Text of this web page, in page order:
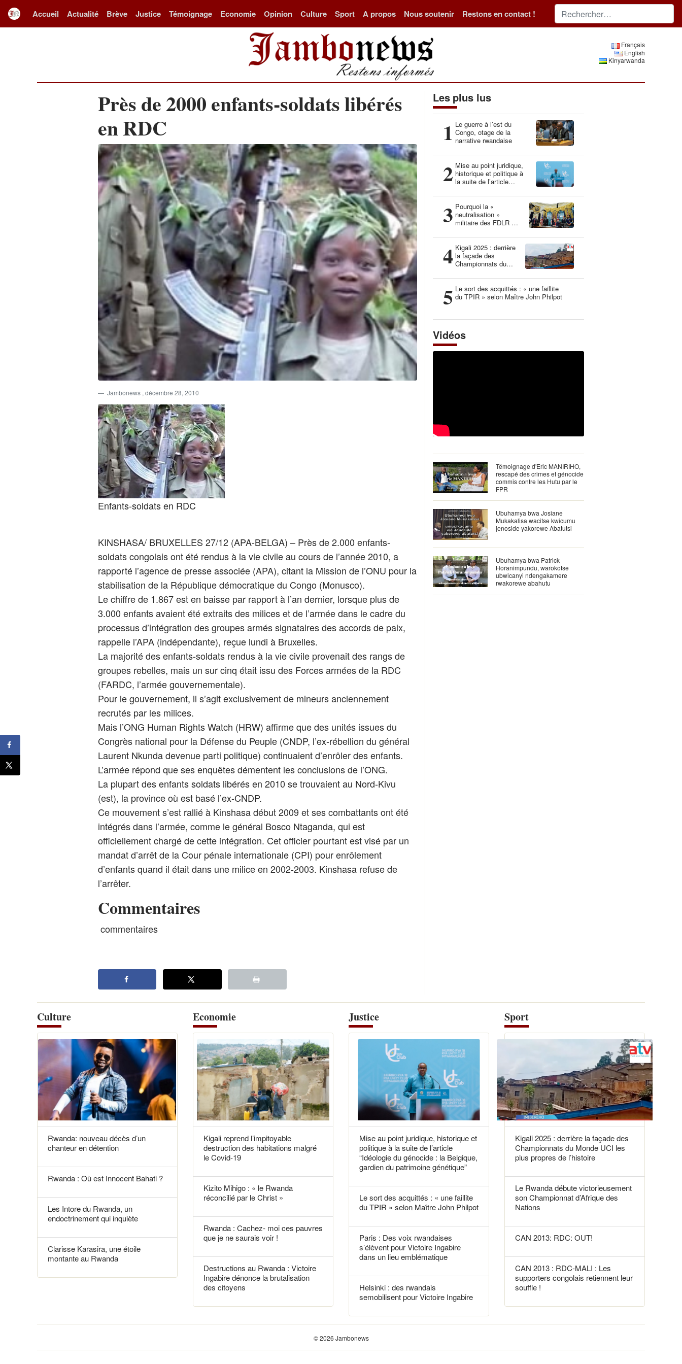
Accueil Actualité Brève Justice Témoignage Economie Opinion Culture Sport A propos Nous soutenir Restons en contact !
Français
English
Kinyarwanda
Près de 2000 enfants-soldats libérés
en RDC
Jambonews , décembre 28, 2010
Enfants-soldats en RDC
KINSHASA/ BRUXELLES 27/12 (APA-BELGA) – Près de 2.000 enfants-
soldats congolais ont été rendus à la vie civile au cours de l’année 2010, a
rapporté l’agence de presse associée (APA), citant la Mission de l’ONU pour la
stabilisation de la République démocratique du Congo (Monusco).
Le chiffre de 1.867 est en baisse par rapport à l’an dernier, lorsque plus de
3.000 enfants avaient été extraits des milices et de l’armée dans le cadre du
processus d’intégration des groupes armés signataires des accords de paix,
rappelle l’APA (indépendante), reçue lundi à Bruxelles.
La majorité des enfants-soldats rendus à la vie civile provenait des rangs de
groupes rebelles, mais un sur cinq était issu des Forces armées de la RDC
(FARDC, l’armée gouvernementale).
Pour le gouvernement, il s’agit exclusivement de mineurs anciennement
recrutés par les milices.
Mais l’ONG Human Rights Watch (HRW) affirme que des unités issues du
Congrès national pour la Défense du Peuple (CNDP, l’ex-rébellion du général
Laurent Nkunda devenue parti politique) continuaient d’enrôler des enfants.
L’armée répond que ses enquêtes démentent les conclusions de l’ONG.
La plupart des enfants soldats libérés en 2010 se trouvaient au Nord-Kivu
(est), la province où est basé l’ex-CNDP.
Ce mouvement s’est rallié à Kinshasa début 2009 et ses combattants ont été
intégrés dans l’armée, comme le général Bosco Ntaganda, qui est
officiellement chargé de cette intégration. Cet officier pourtant est visé par un
mandat d’arrêt de la Cour pénale internationale (CPI) pour enrôlement
d’enfants quand il était dans une milice en 2002-2003. Kinshasa refuse de
l’arrêter.
Commentaires
commentaires
Les plus lus
1 Le guerre à l’est du
Congo, otage de la
narrative rwandaise
2 Mise au point juridique,
historique et politique à
la suite de l’article
la Belgique, gardien du
patrimoine génétique”
3 Pourquoi la «
neutralisation »
militaire des FDLR est
illusion
4 Kigali 2025 : derrière
la façade des
Championnats du
propres de l’histoire
5 Le sort des acquittés : « une faillite
du TPIR » selon Maître John Philpot
Vidéos
Témoignage d'Eric MANIRIHO,
rescapé des crimes et génocide
commis contre les Hutu par le
FPR
Ubuhamya bwa Josiane
Mukakalisa wacitse kwicumu
jenoside yakorewe Abatutsi
Ubuhamya bwa Patrick
Horanimpundu, warokotse
ubwicanyi ndengakamere
rwakorewe abahutu
Culture
Rwanda: nouveau décès d’un
chanteur en détention
Rwanda : Où est Innocent Bahati ?
Les Intore du Rwanda, un
endoctrinement qui inquiète
Clarisse Karasira, une étoile
montante au Rwanda
Economie
Kigali reprend l’impitoyable
destruction des habitations malgré
le Covid-19
Kizito Mihigo : « le Rwanda
réconcilié par le Christ »
Rwanda : Cachez- moi ces pauvres
que je ne saurais voir !
Destructions au Rwanda : Victoire
Ingabire dénonce la brutalisation
des citoyens
Justice
Mise au point juridique, historique et
politique à la suite de l’article
“Idéologie du génocide : la Belgique,
gardien du patrimoine génétique”
Le sort des acquittés : « une faillite
du TPIR » selon Maître John Philpot
Paris : Des voix rwandaises
s’élèvent pour Victoire Ingabire
dans un lieu emblématique
Helsinki : des rwandais
semobilisent pour Victoire Ingabire
Sport
Kigali 2025 : derrière la façade des
Championnats du Monde UCI les
plus propres de l’histoire
Le Rwanda débute victorieusement
son Championnat d’Afrique des
Nations
CAN 2013: RDC: OUT!
CAN 2013 : RDC-MALI : Les
supporters congolais retiennent leur
souffle !
© 2026 Jambonews